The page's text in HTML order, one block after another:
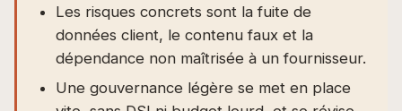
Les risques concrets sont la fuite de
données client, le contenu faux et la
dépendance non maîtrisée à un fournisseur.
Une gouvernance légère se met en place